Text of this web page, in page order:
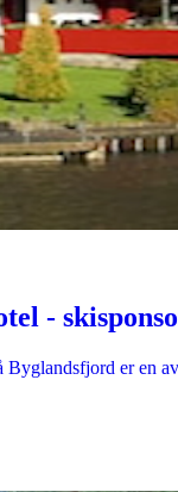
-
Byglandsfjord er en